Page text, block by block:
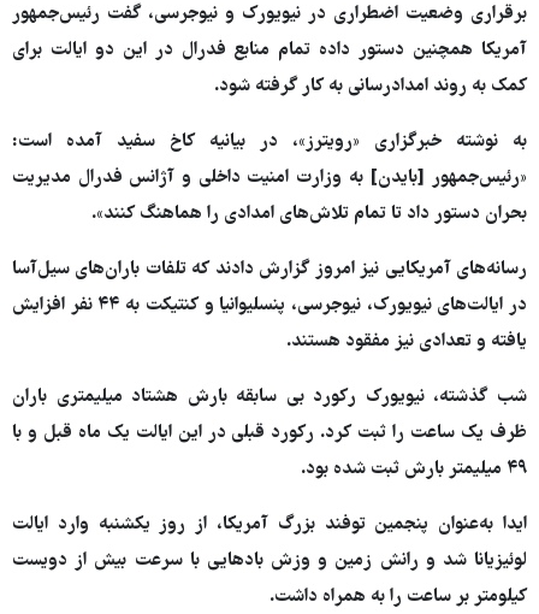
برقراری وضعیت اضطراری در نیویورک و نیوجرسی، گفت رئیس‌جمهور
آمریکا همچنین دستور داده تمام منابع فدرال در این دو ایالت برای
کمک به روند امدادرسانی به کار گرفته شود.
به نوشته خبرگزاری «رویترز»، در بیانیه کاخ سفید آمده است:
«رئیس‌جمهور [بایدن] به وزارت امنیت داخلی و آژانس فدرال مدیریت
بحران دستور داد تا تمام تلاش‌های امدادی را هماهنگ کنند».
رسانه‌های آمریکایی نیز امروز گزارش دادند که تلفات باران‌های سیل‌آسا
در ایالت‌های نیویورک، نیوجرسی، پنسلیوانیا و کنتیکت به ۴۴ نفر افزایش
یافته و تعدادی نیز مفقود هستند.
شب گذشته، نیویورک رکورد بی سابقه بارش هشتاد میلیمتری باران
ظرف یک ساعت را ثبت کرد. رکورد قبلی در این ایالت یک ماه قبل و با
۴۹ میلیمتر بارش ثبت شده بود.
ایدا به‌عنوان پنجمین توفند بزرگ آمریکا، از روز یکشنبه وارد ایالت
لوئیزیانا شد و رانش زمین و وزش بادهایی با سرعت بیش از دویست
کیلومتر بر ساعت را به همراه داشت.